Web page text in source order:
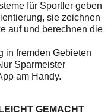
für Sportler geben
sie zeichnen
auf und berechnen die
in fremden Gebieten
Sparmeister
am Handy.
GEMACHT